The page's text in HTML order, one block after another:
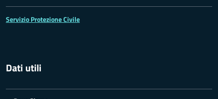
Servizio Protezione Civile
Dati utili